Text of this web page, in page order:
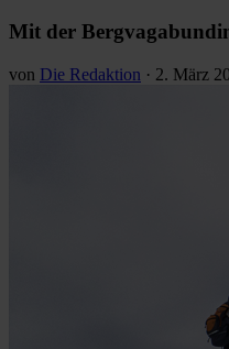
Mit der
von Die Redaktion · 2. März